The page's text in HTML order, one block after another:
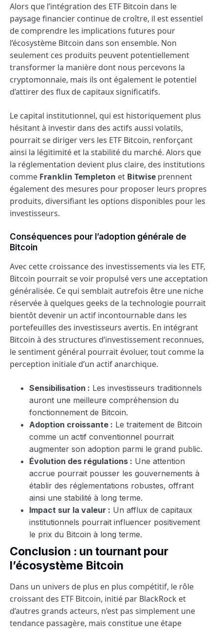
Alors que l’intégration des ETF Bitcoin dans le
paysage financier continue de croître, il est essentiel
de comprendre les implications futures pour
l’écosystème Bitcoin dans son ensemble. Non
seulement ces produits peuvent potentiellement
transformer la manière dont nous percevons la
cryptomonnaie, mais ils ont également le potentiel
d’attirer des flux de capitaux significatifs.
Le capital institutionnel, qui est historiquement plus
hésitant à investir dans des actifs aussi volatils,
pourrait se diriger vers les ETF Bitcoin, renforçant
ainsi la légitimité et la stabilité du marché. Alors que
la réglementation devient plus claire, des institutions
comme Franklin Templeton et Bitwise prennent
également des mesures pour proposer leurs propres
produits, diversifiant les options disponibles pour les
investisseurs.
Conséquences pour l’adoption générale de
Bitcoin
Avec cette croissance des investissements via les ETF,
Bitcoin pourrait se voir propulsé vers une acceptation
généralisée. Ce qui semblait autrefois être une niche
réservée à quelques geeks de la technologie pourrait
bientôt devenir un actif incontournable dans les
portefeuilles des investisseurs avertis. En intégrant
Bitcoin à des structures d’investissement reconnues,
le sentiment général pourrait évoluer, tout comme la
perception initiale d’un actif anarchique.
Sensibilisation : Les investisseurs traditionnels
auront une meilleure compréhension du
fonctionnement de Bitcoin.
Adoption croissante : Le traitement de Bitcoin
comme un actif conventionnel pourrait
augmenter son adoption parmi le grand public.
Évolution des régulations : Une attention
accrue pourrait pousser les gouvernements à
établir des réglementations robustes, offrant
ainsi une stabilité à long terme.
Impact sur la valeur : Un afflux de capitaux
institutionnels pourrait influencer positivement
le prix du Bitcoin à long terme.
Conclusion : un tournant pour
l’écosystème Bitcoin
Dans un univers de plus en plus compétitif, le rôle
croissant des ETF Bitcoin, initié par BlackRock et
d’autres grands acteurs, n’est pas simplement une
tendance passagère, mais constitue une étape